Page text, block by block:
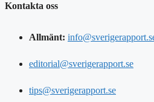
Kontakta oss
Allmänt:
editorial@sverigerapport.se
tips@sverigerapport.se